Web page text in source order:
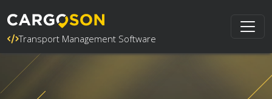
Transport Management Software